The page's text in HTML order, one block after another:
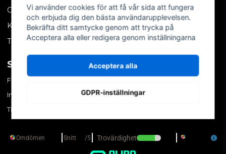
Om oss
Köpvillkor
Tips & trix
SOCIALA MEDIER
Facebook
Instagram
TikTok
MITT KONTO
Skapa konto
Vi använder cookies för att få vår sida att fungera
och erbjuda dig den bästa användarupplevelsen.
Bekräfta ditt samtycke genom att trycka på
Acceptera alla eller redigera genom inställningarna
Acceptera alla
GDPR-inställningar